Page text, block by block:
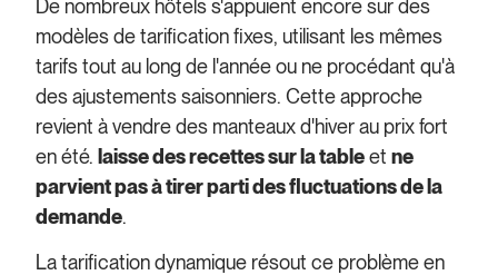
De nombreux hôtels s'appuient encore sur des
modèles de tarification fixes, utilisant les mêmes
tarifs tout au long de l'année ou ne procédant qu'à
des ajustements saisonniers. Cette approche
revient à vendre des manteaux d'hiver au prix fort
en été.laisse des recettes sur la tableetne
parvient pas à tirer parti des fluctuations de la
demande.
La tarification dynamique résout ce problème en